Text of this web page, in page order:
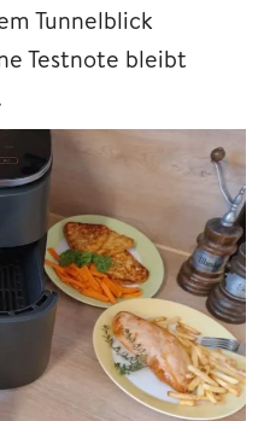
Tunnelblick
Testnote bleibt